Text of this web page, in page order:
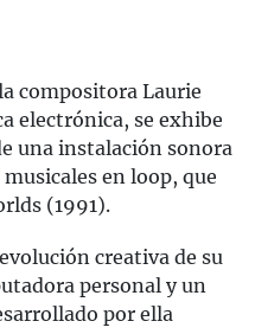
compositora Laurie
electrónica, se exhibe
una instalación sonora
en loop, que
(1991).
creativa de su
personal y un
por ella